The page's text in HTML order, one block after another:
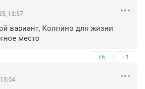
13:57
вариант, Колпино для жизни
место
+6 –1